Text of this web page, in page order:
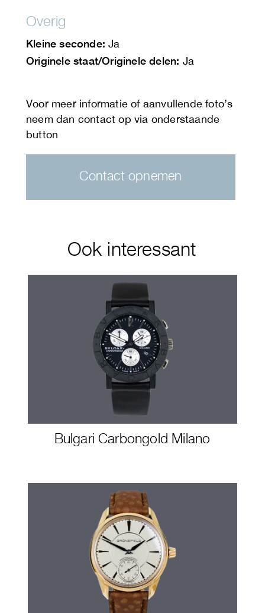
Overig
Kleine seconde: Ja
Originele staat/Originele delen: Ja
Contact opnemen
Ook interessant
Bulgari Carbongold Milano